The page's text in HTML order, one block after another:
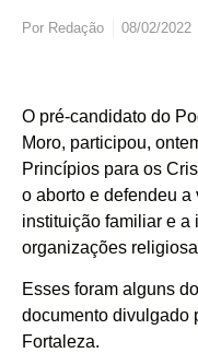
Por Redação 08/02/2022
O pré-candidato do
Moro, participou,
Princípios para os
o aborto e defendeu
instituição familiar e a
organizações
Esses foram alguns
documento divulgado
Fortaleza.